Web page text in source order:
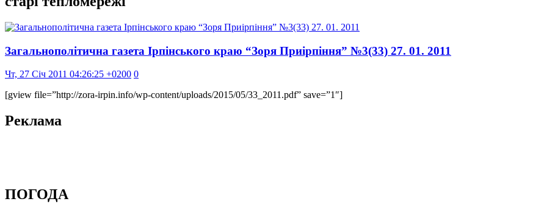
Загальнополітична газета Ірпінського краю “Зоря Приірпіння” №3(33) 27. 01. 2011
Чт, 27 Січ 2011 04:26:25 +0200 0
[gview file=”http://zora-irpin.info/wp-content/uploads/2015/05/33_2011.pdf” save=”1″]
Реклама
ПОГОДА